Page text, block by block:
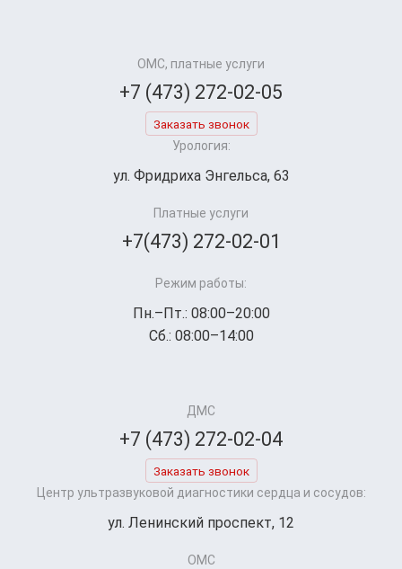
ОМС, платные услуги
+7 (473) 272-02-05
Заказать звонок
Урология:
ул. Фридриха Энгельса, 63
Платные услуги
+7(473) 272-02-01
Режим работы:
Пн.–Пт.: 08:00–20:00
Сб.: 08:00–14:00
ДМС
+7 (473) 272-02-04
Заказать звонок
Центр ультразвуковой диагностики сердца и сосудов:
ул. Ленинский проспект, 12
ОМС